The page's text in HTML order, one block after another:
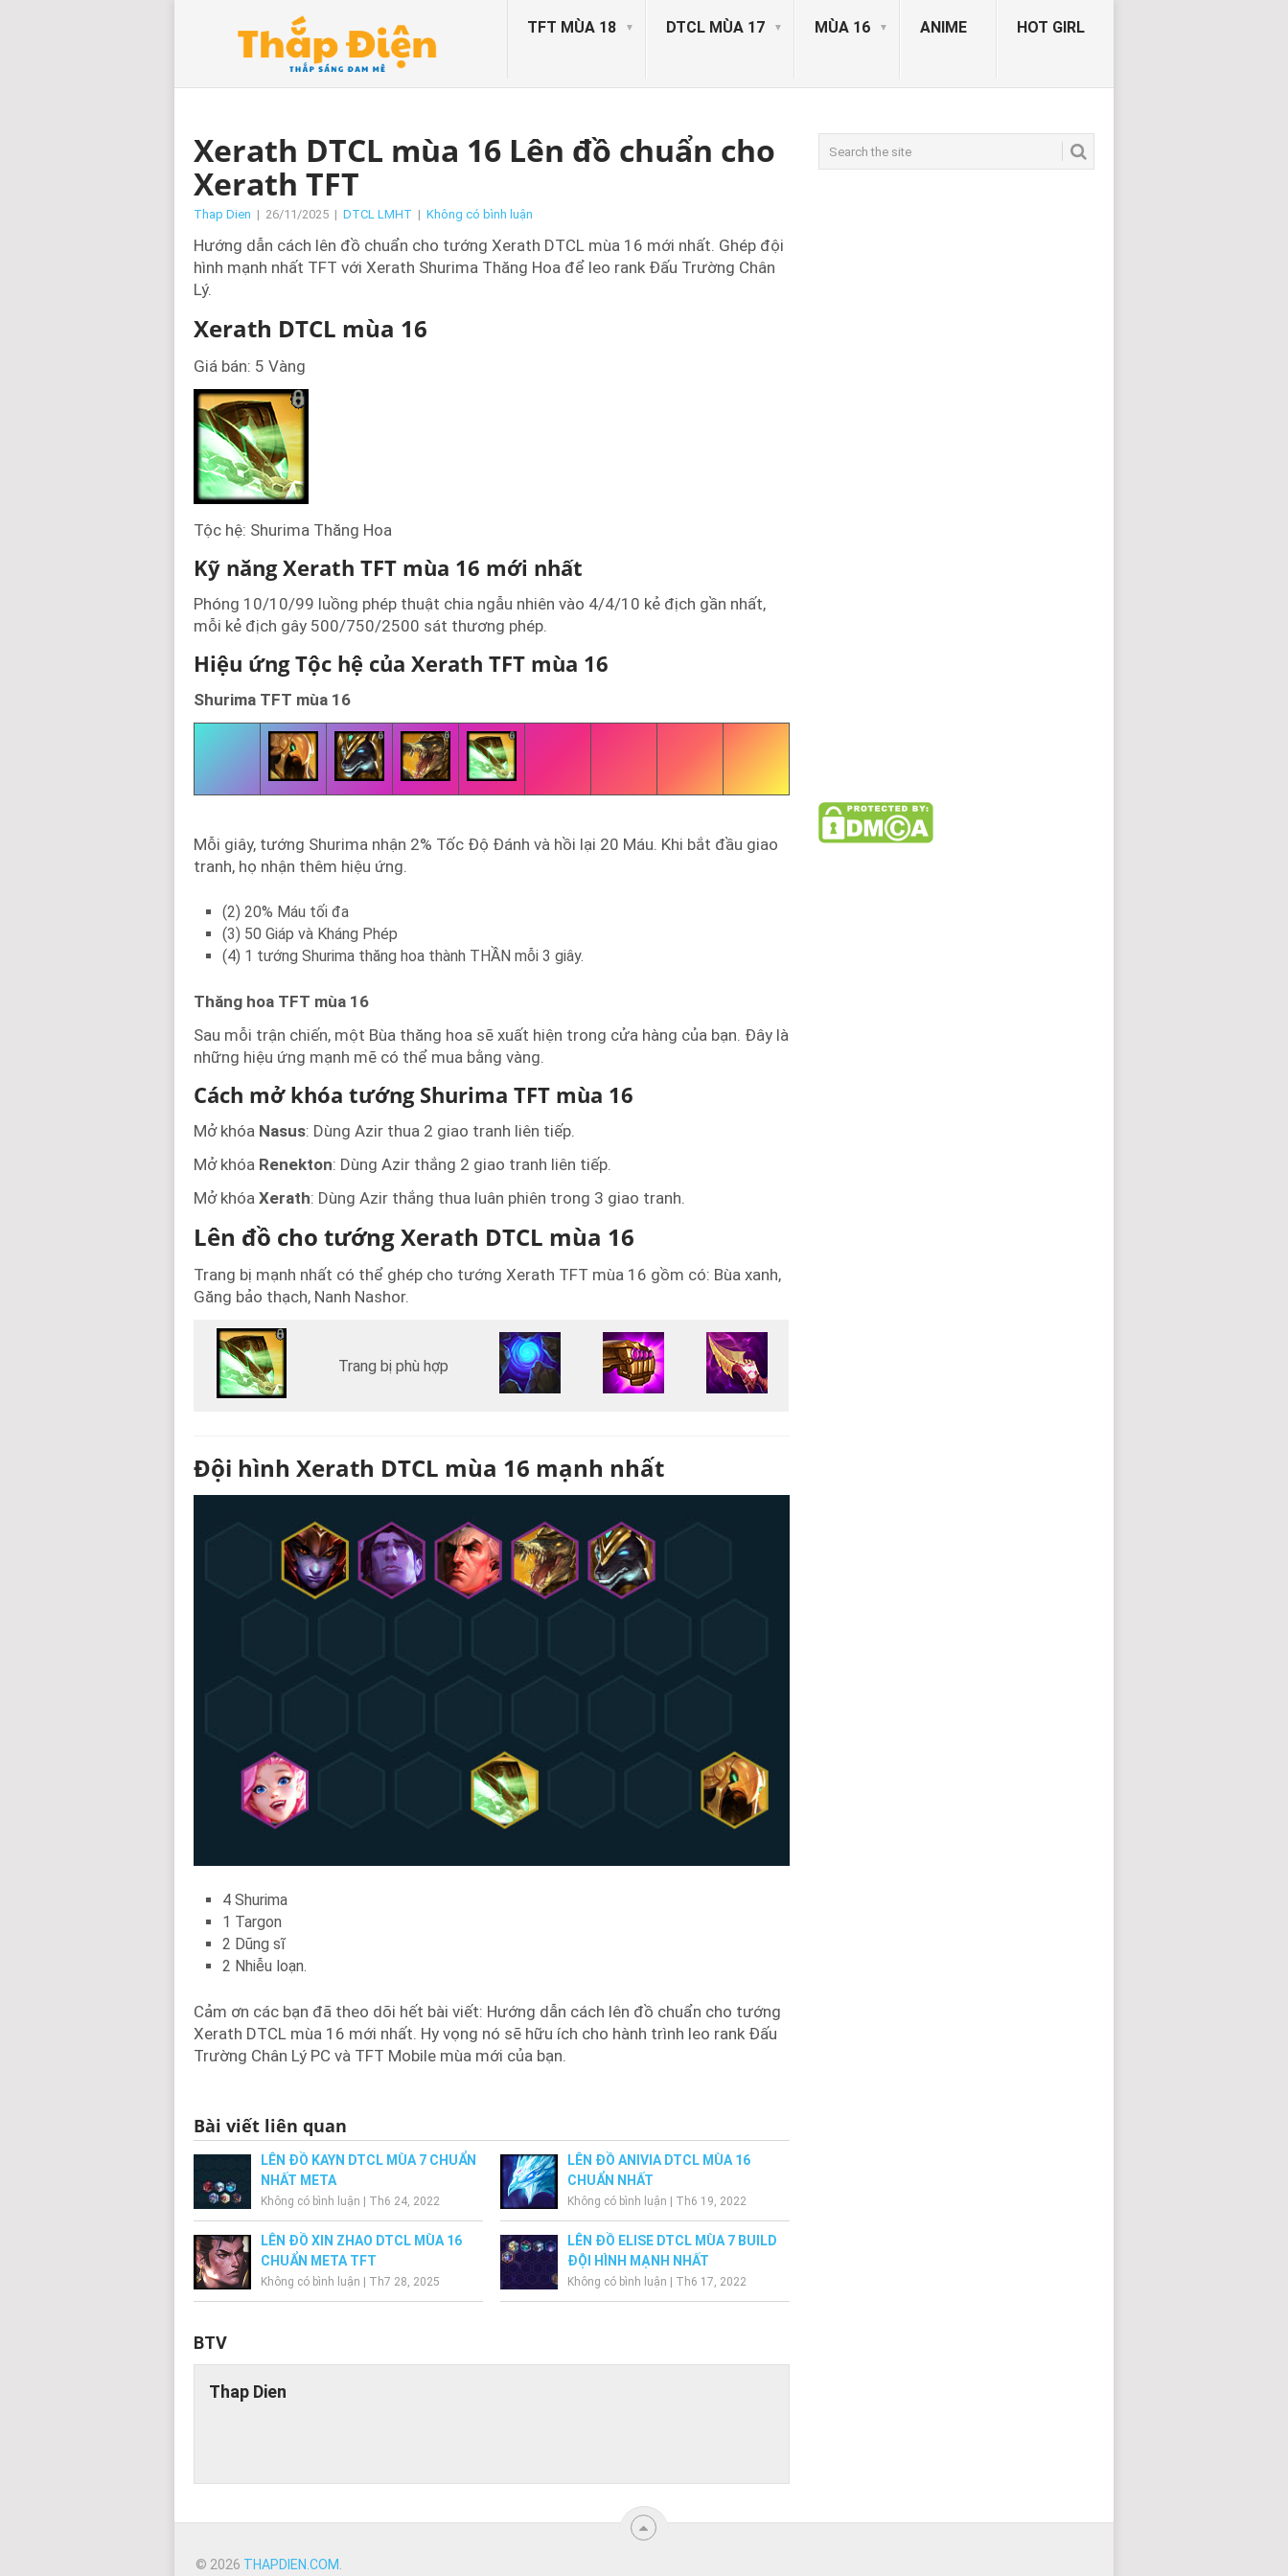
TFT MÙA 18 DTCL MÙA 17 MÙA 16 ANIME HOT GIRL
Xerath DTCL mùa 16 Lên đồ chuẩn cho
Xerath TFT
Thap Dien | 26/11/2025 | DTCL LMHT | Không có bình luận
Hướng dẫn cách lên đồ chuẩn cho tướng Xerath DTCL mùa 16 mới nhất. Ghép đội
hình mạnh nhất TFT với Xerath Shurima Thăng Hoa để leo rank Đấu Trường Chân
Lý.
Xerath DTCL mùa 16
Giá bán: 5 Vàng
Tộc hệ: Shurima Thăng Hoa
Kỹ năng Xerath TFT mùa 16 mới nhất
Phóng 10/10/99 luồng phép thuật chia ngẫu nhiên vào 4/4/10 kẻ địch gần nhất,
mỗi kẻ địch gây 500/750/2500 sát thương phép.
Hiệu ứng Tộc hệ của Xerath TFT mùa 16
Shurima TFT mùa 16
Mỗi giây, tướng Shurima nhận 2% Tốc Độ Đánh và hồi lại 20 Máu. Khi bắt đầu giao
tranh, họ nhận thêm hiệu ứng.
(2) 20% Máu tối đa
(3) 50 Giáp và Kháng Phép
(4) 1 tướng Shurima thăng hoa thành THẦN mỗi 3 giây.
Thăng hoa TFT mùa 16
Sau mỗi trận chiến, một Bùa thăng hoa sẽ xuất hiện trong cửa hàng của bạn. Đây là
những hiệu ứng mạnh mẽ có thể mua bằng vàng.
Cách mở khóa tướng Shurima TFT mùa 16
Mở khóa Nasus: Dùng Azir thua 2 giao tranh liên tiếp.
Mở khóa Renekton: Dùng Azir thắng 2 giao tranh liên tiếp.
Mở khóa Xerath: Dùng Azir thắng thua luân phiên trong 3 giao tranh.
Lên đồ cho tướng Xerath DTCL mùa 16
Trang bị mạnh nhất có thể ghép cho tướng Xerath TFT mùa 16 gồm có: Bùa xanh,
Găng bảo thạch, Nanh Nashor.
Trang bị phù hợp
Đội hình Xerath DTCL mùa 16 mạnh nhất
4 Shurima
1 Targon
2 Dũng sĩ
2 Nhiễu loạn.
Cảm ơn các bạn đã theo dõi hết bài viết: Hướng dẫn cách lên đồ chuẩn cho tướng
Xerath DTCL mùa 16 mới nhất. Hy vọng nó sẽ hữu ích cho hành trình leo rank Đấu
Trường Chân Lý PC và TFT Mobile mùa mới của bạn.
Bài viết liên quan
LÊN ĐỒ KAYN DTCL MÙA 7 CHUẨN
NHẤT META
Không có bình luận Th6 24, 2022
LÊN ĐỒ ANIVIA DTCL MÙA 16
CHUẨN NHẤT
Không có bình luận Th6 19, 2022
LÊN ĐỒ XIN ZHAO DTCL MÙA 16
CHUẨN META TFT
Không có bình luận Th7 28, 2025
LÊN ĐỒ ELISE DTCL MÙA 7 BUILD
ĐỘI HÌNH MẠNH NHẤT
Không có bình luận Th6 17, 2022
BTV
Thap Dien
© 2026 THAPDIEN.COM.